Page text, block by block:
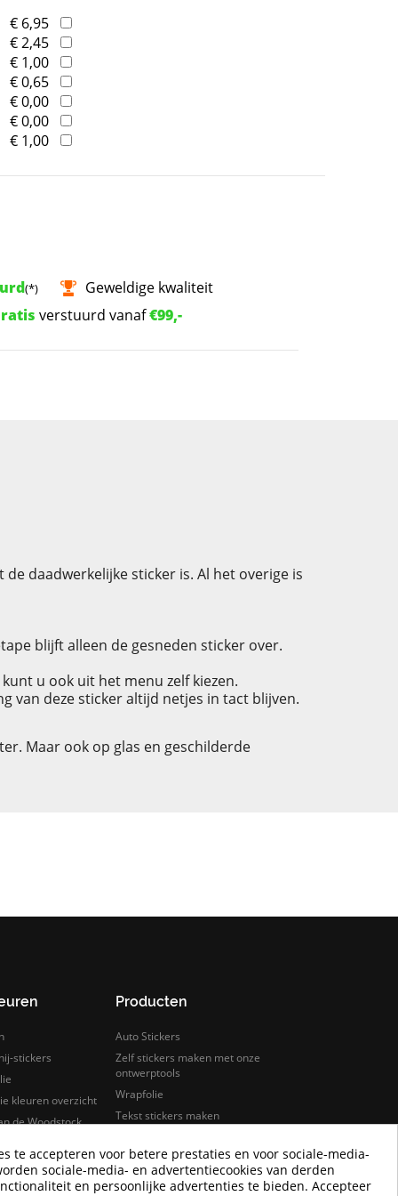
€ 6,95
€ 2,45
€ 1,00
€ 0,65
€ 0,00
€ 0,00
€ 1,00
(*)
Geweldige kwaliteit
verstuurd vanaf€99,-
daadwerkelijke sticker is. Al het overige is
blijft alleen de gesneden sticker over.
u ook uit het menu zelf kiezen.
van deze sticker altijd netjes in tact blijven.
Maar ook op glas en geschilderde
stickers
kleuren overzicht
de Woodstock
samples bestellen
Producten
Auto Stickers
Zelf stickers maken met onze
ontwerptools
Wrapfolie
Tekst stickers maken
Tegelstickers
Auto wrappen
te accepteren voor betere prestaties en voor sociale-media-
sociale-media- en advertentiecookies van derden
en persoonlijke advertenties te bieden. Accepteer